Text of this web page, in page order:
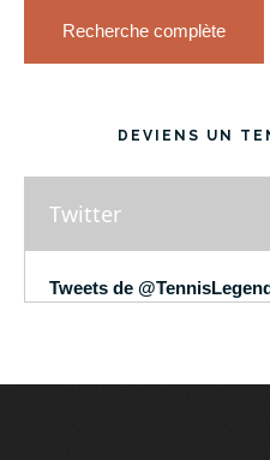
Recherche complète
DEVIENS UN
Twitter
Tweets de